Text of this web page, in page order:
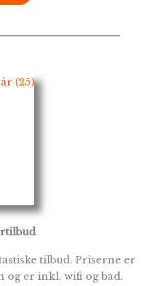
tilbud. Priserne er
og er inkl. wifi og bad.